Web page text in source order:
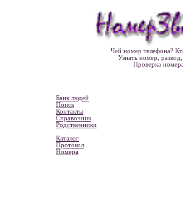
Чей номер телефона?
Узнать номер,
Проверка
Банк людей
Поиск
Контакты
Справочник
Родственники
Каталог
Протокол
Номера